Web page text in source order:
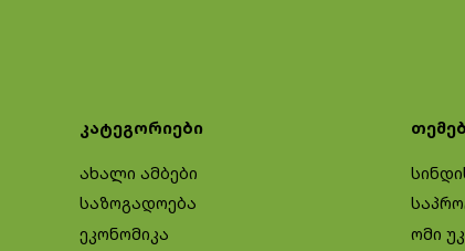
კატეგორიები
ახალი ამბები
საზოგადოება
ეკონომიკა
ომი